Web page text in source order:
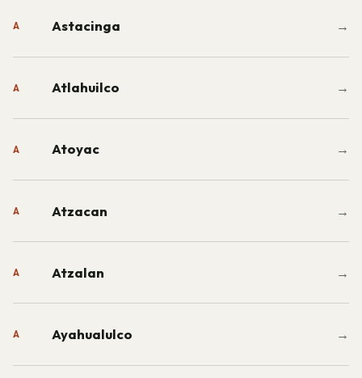
A Astacinga →
A Atlahuilco →
A Atoyac →
A Atzacan →
A Atzalan →
A Ayahualulco →